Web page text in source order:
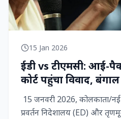
15 Jan 2026
ईडी vs टीएमसी: आई-
कोर्ट पहुंचा विवाद,
मांग, कलकत्ता हाईकोर्ट
15 जनवरी 2026, कोलकाता/नई
प्रवर्तन निदेशालय (ED) और